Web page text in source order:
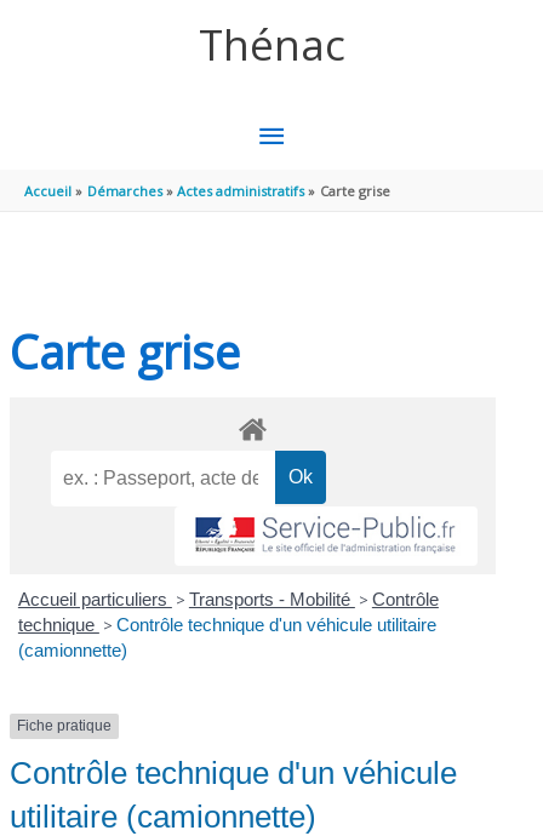
Thénac
MENU
PRINCIPAL
Accueil Démarches Actes administratifs Carte grise
Carte grise
Accueil particuliers > Transports - Mobilité > Contrôle
technique > Contrôle technique d'un véhicule utilitaire
(camionnette)
Fiche pratique
Contrôle technique d'un véhicule
utilitaire (camionnette)